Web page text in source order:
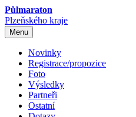
Půlmaraton
Plzeňského kraje
Menu
Novinky
Registrace/propozice
Foto
Výsledky
Partneři
Ostatní